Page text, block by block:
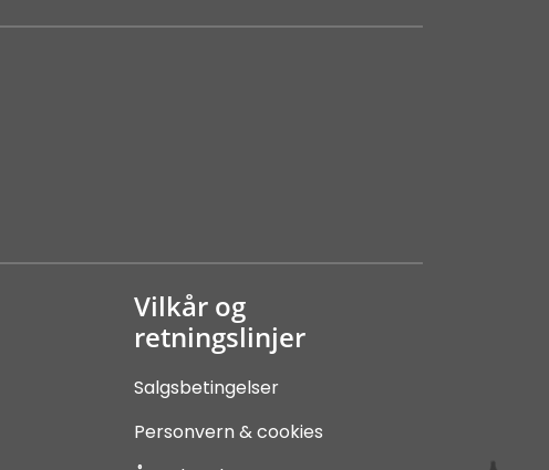
Vilkår og
retningslinjer
Salgsbetingelser
Personvern & cookies